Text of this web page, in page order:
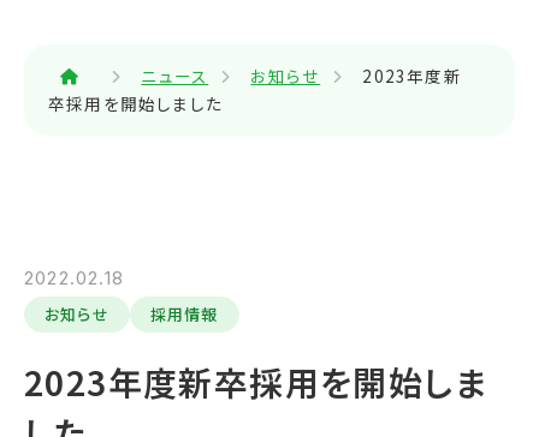
ニュース お知らせ
2023年度新
卒採用を開始しました
2022.02.18
お知らせ
採用情報
2023年度新卒採用を開始しま